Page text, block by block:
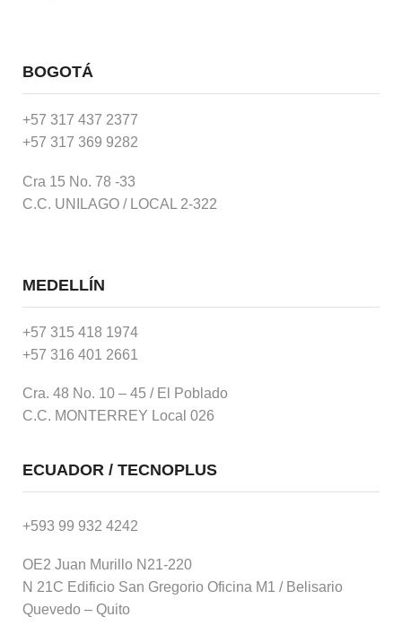
BOGOTÁ
+57 317 437 2377
+57 317 369 9282
Cra 15 No. 78 -33
C.C. UNILAGO / LOCAL 2-322
MEDELLÍN
+57 315 418 1974
+57 316 401 2661
Cra. 48 No. 10 – 45 / El Poblado
C.C. MONTERREY Local 026
ECUADOR / TECNOPLUS
+593 99 932 4242
OE2 Juan Murillo N21-220
N 21C Edificio San Gregorio Oficina M1 / Belisario
Quevedo – Quito